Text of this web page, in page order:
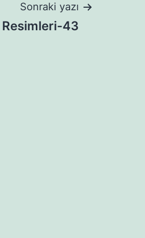
Sonraki yazı
Resimleri-43